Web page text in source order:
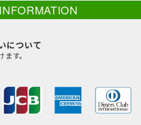
について
す。